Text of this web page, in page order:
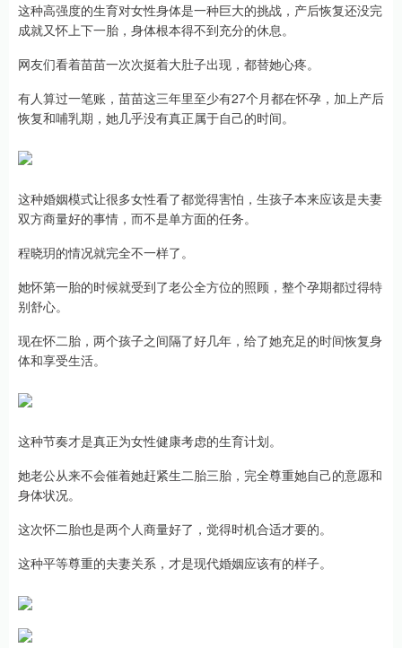
这种高强度的生育对女性身体是一种巨大的挑战，产后恢复还没完
成就又怀上下一胎，身体根本得不到充分的休息。
网友们看着苗苗一次次挺着大肚子出现，都替她心疼。
有人算过一笔账，苗苗这三年里至少有27个月都在怀孕，加上产后
恢复和哺乳期，她几乎没有真正属于自己的时间。
这种婚姻模式让很多女性看了都觉得害怕，生孩子本来应该是夫妻
双方商量好的事情，而不是单方面的任务。
程晓玥的情况就完全不一样了。
她怀第一胎的时候就受到了老公全方位的照顾，整个孕期都过得特
别舒心。
现在怀二胎，两个孩子之间隔了好几年，给了她充足的时间恢复身
体和享受生活。
这种节奏才是真正为女性健康考虑的生育计划。
她老公从来不会催着她赶紧生二胎三胎，完全尊重她自己的意愿和
身体状况。
这次怀二胎也是两个人商量好了，觉得时机合适才要的。
这种平等尊重的夫妻关系，才是现代婚姻应该有的样子。